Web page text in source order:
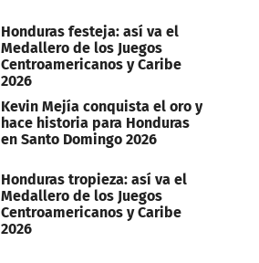
Honduras festeja: así va el
Medallero de los Juegos
Centroamericanos y Caribe
2026
Kevin Mejía conquista el oro y
hace historia para Honduras
en Santo Domingo 2026
Honduras tropieza: así va el
Medallero de los Juegos
Centroamericanos y Caribe
2026